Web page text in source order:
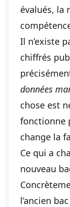
évalués, la
Il n’existe
chiffrés
données
chose est
fonctionne
change la
Ce qui a
nouveau
l’ancien